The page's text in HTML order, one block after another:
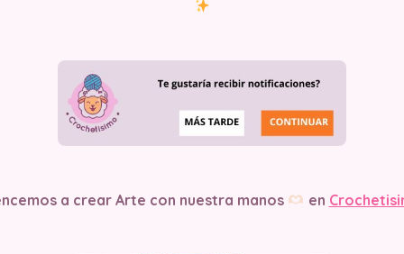
a crear Arte con nuestra manos en